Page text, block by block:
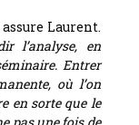
assure Laurent.
l’analyse, en
Entrer
où l’on
en sorte que le